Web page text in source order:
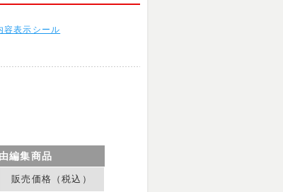
容表示シール
編集商品
販売価格（税込）